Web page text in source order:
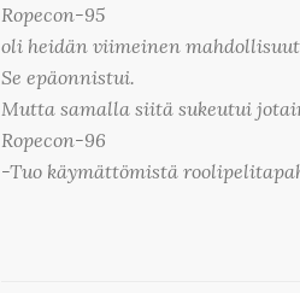
Ropecon-95
oli heidän viimeinen
Se epäonnistui.
Mutta samalla siitä sukeutui
Ropecon-96
-Tuo käymättömistä